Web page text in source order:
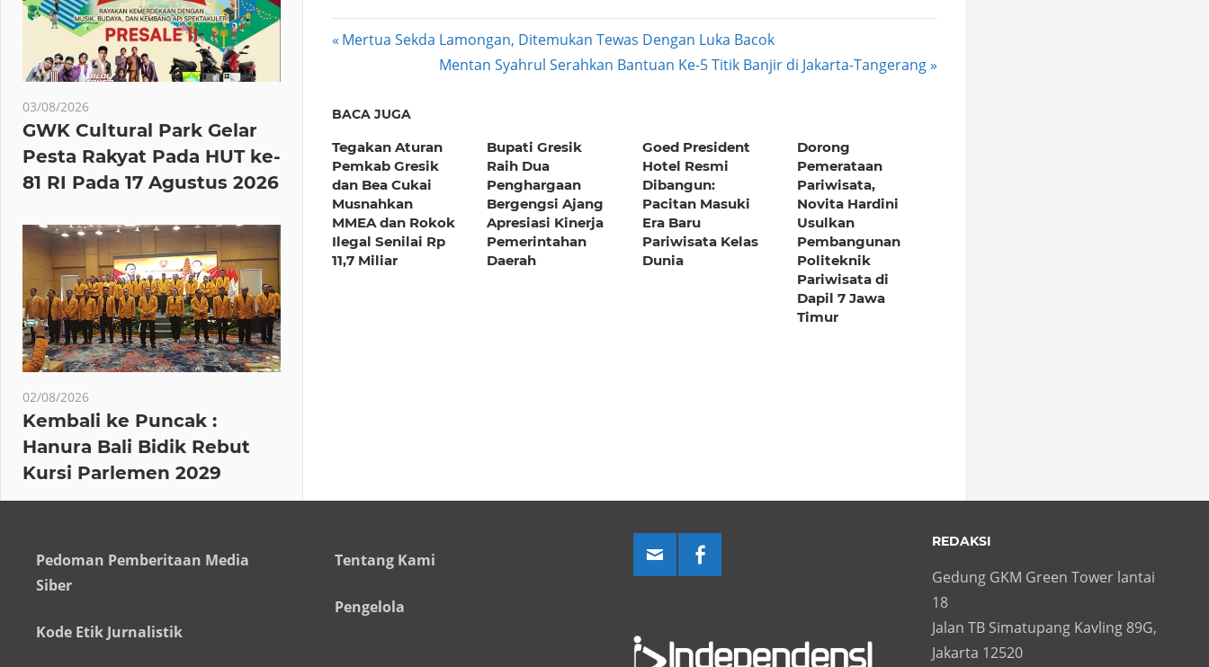
Post
navigation
Previous
Mertua Sekda Lamongan, Ditemukan Tewas Dengan Luka Bacok
Next
Mentan Syahrul Serahkan Bantuan Ke-5 Titik Banjir di Jakarta-Tangerang
BACA JUGA
Tegakan Aturan
Pemkab Gresik
dan Bea Cukai
Musnahkan
MMEA dan Rokok
Ilegal Senilai Rp
11,7 Miliar
Bupati Gresik
Raih Dua
Penghargaan
Bergengsi Ajang
Apresiasi Kinerja
Pemerintahan
Daerah
Goed President
Hotel Resmi
Dibangun:
Pacitan Masuki
Era Baru
Pariwisata Kelas
Dunia
Dorong
Pemerataan
Pariwisata,
Novita Hardini
Usulkan
Pembangunan
Politeknik
Pariwisata di
Dapil 7 Jawa
Timur
03/08/2026
GWK Cultural Park Gelar
Pesta Rakyat Pada HUT ke-
81 RI Pada 17 Agustus 2026
02/08/2026
Kembali ke Puncak :
Hanura Bali Bidik Rebut
Kursi Parlemen 2029
Pedoman Pemberitaan Media
Siber
Kode Etik Jurnalistik
Tentang Kami
Pengelola
REDAKSI
Gedung GKM Green Tower lantai
18
Jalan TB Simatupang Kavling 89G,
Jakarta 12520